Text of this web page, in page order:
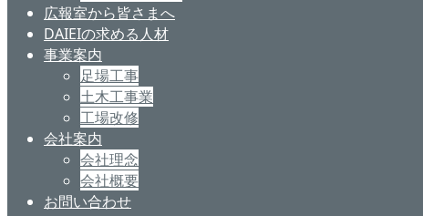
広報室から皆さまへ
DAIEIの求める人材
事業案内
足場工事
土木工事業
工場改修
会社案内
会社理念
会社概要
お問い合わせ